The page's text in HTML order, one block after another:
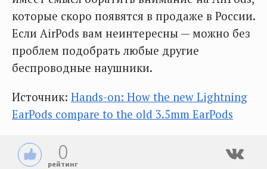
которые скоро появятся в продаже в России.
Если AirPods вам неинтересны — можно без
проблем подобрать любые другие
беспроводные наушники.
Источник: Hands-on: How the new Lightning
EarPods compare to the old 3.5mm EarPods
0
рейтинг